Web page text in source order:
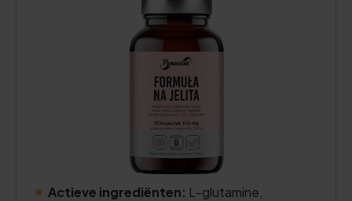
Actieve ingrediënten: L-glutamine,